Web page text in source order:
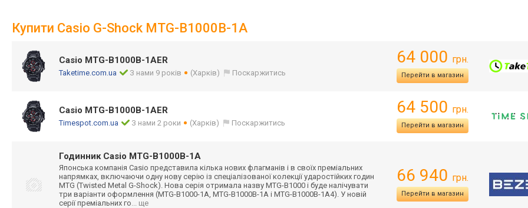
Купити Casio G-Shock MTG-B1000B-1A
Casio MTG-B1000B-1AER
Taketime.com.ua З нами 9 років (Харків) Поскаржитись
64 000 грн.
Перейти в магазин
Casio MTG-B1000B-1AER
Timespot.com.ua З нами 2 роки (Харків) Поскаржитись
64 500 грн.
Перейти в магазин
Годинник Casio MTG-B1000B-1A
Японська компанія Casio представила кілька нових флагманів і в своїх преміальних
напрямках, включаючи одну нову серію із спеціалізованої колекції ударостійких годин
MTG (Twisted Metal G-Shock). Нова серія отримала назву MTG-B1000 і буде налічувати
три варіанти оформлення (MTG-B1000-1A, MTG-B1000B-1A і MTG-B1000B-1A4). У новій
серії преміальних го... ще
66 940 грн.
Перейти в магазин